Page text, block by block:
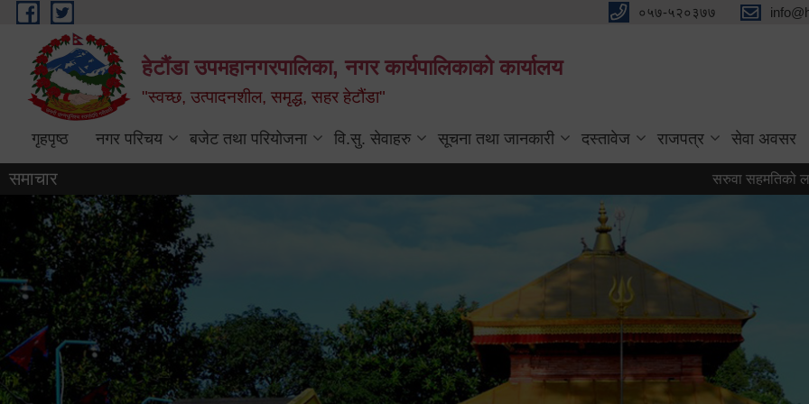
Skip to main content ०५७-५२०३७७
हेटौंडा उपमहानगरपालिका, नगर कार्यपालिकाको कार्यालय
"स्वच्छ, उत्पादनशील, समृद्ध, सहर हेटौंडा"
गृहपृष्ठ नगर परिचय बजेट तथा परियोजना वि.सु. सेवाहरु सूचना तथा जानकारी दस्तावेज राजपत्र सेवा अवसर
समाचार सरुवा सहमतिको लागि